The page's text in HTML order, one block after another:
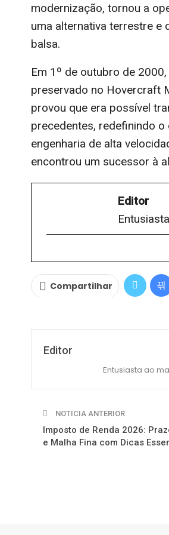
modernização, tornou a
uma alternativa terrestre e
balsa.
Em 1º de outubro de
preservado no Hovercraft
provou que era possível
precedentes, redefinindo
engenharia de alta
encontrou um sucessor à
Editor
Compartilhar
Editor
Entusiasta ao
NOTICIA ANTERIOR
Imposto de Renda 2026:
e Malha Fina com Dicas